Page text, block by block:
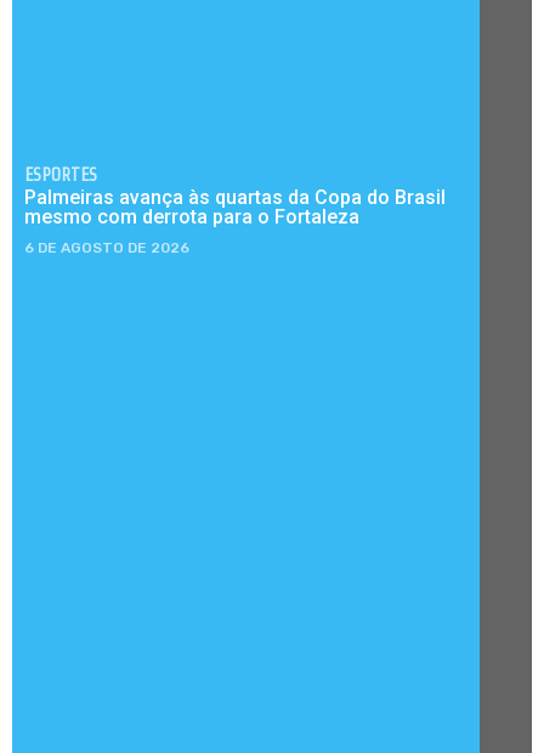
ESPORTES
Palmeiras avança às quartas da Copa do Brasil
mesmo com derrota para o Fortaleza
6 DE AGOSTO DE 2026